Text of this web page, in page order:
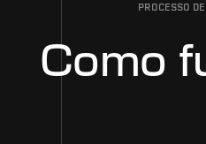
PROCESSO
Como